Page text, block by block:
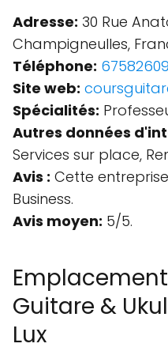
Adresse: 30 Rue
Champigneulles,
Téléphone:
Site web:
Spécialités:
Autres données
Services sur place,
Avis : Cette
Business.
Avis moyen: 5/5.
Guitare &
Lux